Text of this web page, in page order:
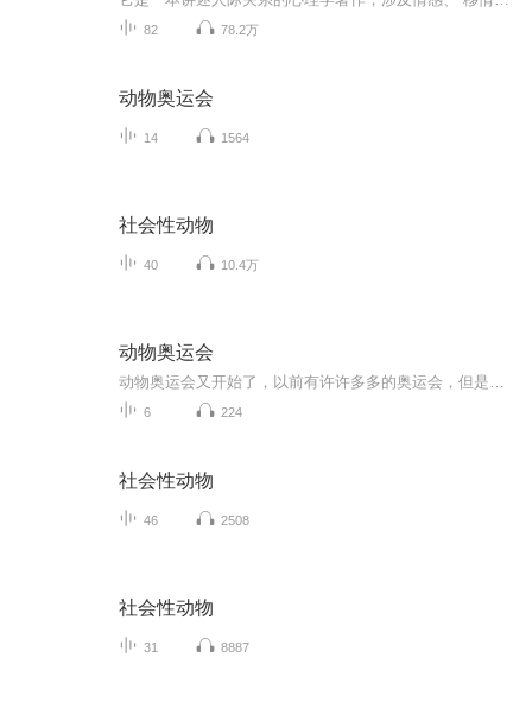
82 78.2万
动物奥运会
14 1564
社会性动物
40 10.4万
动物奥运会
6 224
社会性动物
46 2508
社会性动物
31 8887